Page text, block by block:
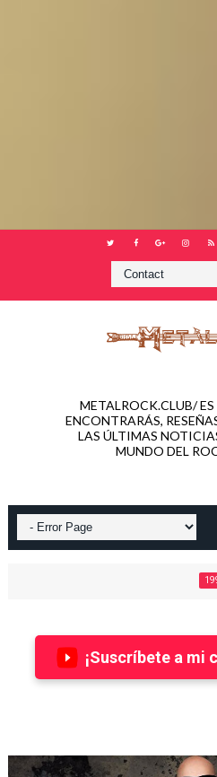
METALROCK.CLUB/
ENCONTRARÁS,
LAS ÚLTIMAS
MUNDO DEL
¡Suscríbete a mi